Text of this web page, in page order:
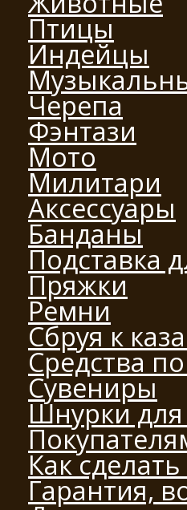
Птицы
Индейцы
Черепа
Фэнтази
Мото
Милитари
Аксессуары
Банданы
Подставка
Пряжки
Ремни
Сбруя к
Средства
Сувениры
Шнурки для
Как сделать
Гарантия,